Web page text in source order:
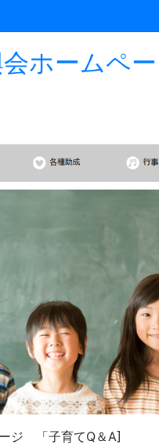
会ホームペ
ジ 「子育てQ＆A]